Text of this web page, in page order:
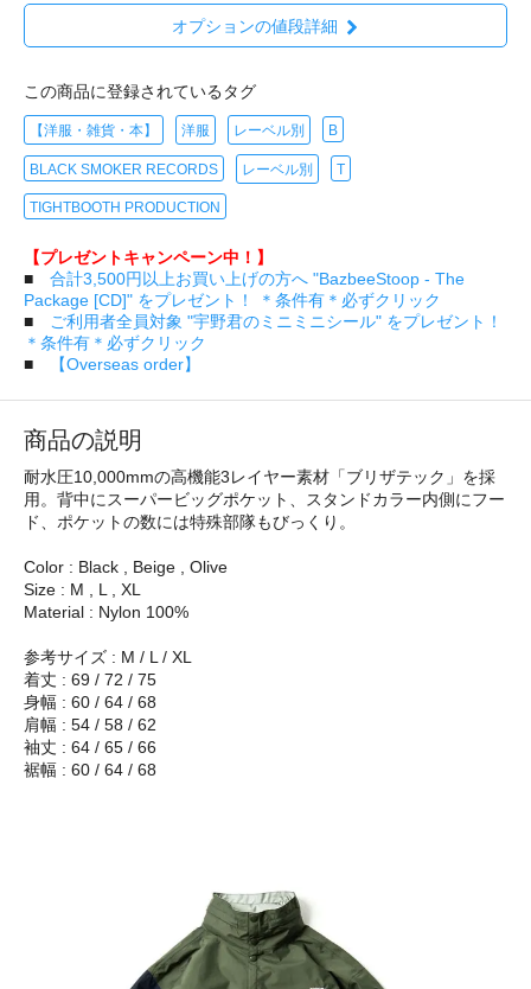
オプションの値段詳細
この商品に登録されているタグ
【洋服・雑貨・本】 洋服 レーベル別 B
BLACK SMOKER RECORDS レーベル別 T
TIGHTBOOTH PRODUCTION
【プレゼントキャンペーン中！】
■ 合計3,500円以上お買い上げの方へ "BazbeeStoop - The
Package [CD]" をプレゼント！ ＊条件有＊必ずクリック
■
ご利用者全員対象 "宇野君のミニミニシール" をプレゼント！
＊条件有＊必ずクリック
■
【Overseas order】
商品の説明
耐水圧10,000mmの高機能3レイヤー素材「ブリザテック」を採
用。背中にスーパービッグポケット、スタンドカラー内側にフー
ド、ポケットの数には特殊部隊もびっくり。
Color : Black , Beige , Olive
Size : M , L , XL
Material : Nylon 100%
参考サイズ : M / L / XL
着丈 : 69 / 72 / 75
身幅 : 60 / 64 / 68
肩幅 : 54 / 58 / 62
袖丈 : 64 / 65 / 66
裾幅 : 60 / 64 / 68